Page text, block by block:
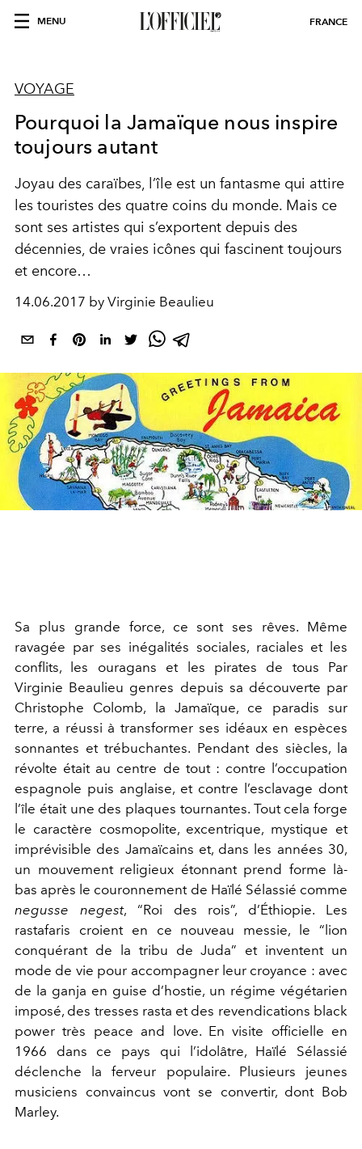
MENU FRANCE
VOYAGE
Pourquoi la Jamaïque nous inspire
toujours autant
Joyau des caraïbes, l’île est un fantasme qui attire
les touristes des quatre coins du monde. Mais ce
sont ses artistes qui s’exportent depuis des
décennies, de vraies icônes qui fascinent toujours
et encore…
14.06.2017 by Virginie Beaulieu
Sa plus grande force, ce sont ses rêves. Même
ravagée par ses inégalités sociales, raciales et les
conflits, les ouragans et les pirates de tous Par
Virginie Beaulieu genres depuis sa découverte par
Christophe Colomb, la Jamaïque, ce paradis sur
terre, a réussi à transformer ses idéaux en espèces
sonnantes et trébuchantes. Pendant des siècles, la
révolte était au centre de tout : contre l’occupation
espagnole puis anglaise, et contre l’esclavage dont
l’île était une des plaques tournantes. Tout cela forge
le caractère cosmopolite, excentrique, mystique et
imprévisible des Jamaïcains et, dans les années 30,
un mouvement religieux étonnant prend forme là-
bas après le couronnement de Haïlé Sélassié comme
negusse negest, “Roi des rois”, d’Éthiopie. Les
rastafaris croient en ce nouveau messie, le “lion
conquérant de la tribu de Juda” et inventent un
mode de vie pour accompagner leur croyance : avec
de la ganja en guise d’hostie, un régime végétarien
imposé, des tresses rasta et des revendications black
power très peace and love. En visite officielle en
1966 dans ce pays qui l’idolâtre, Haïlé Sélassié
déclenche la ferveur populaire. Plusieurs jeunes
musiciens convaincus vont se convertir, dont Bob
Marley.